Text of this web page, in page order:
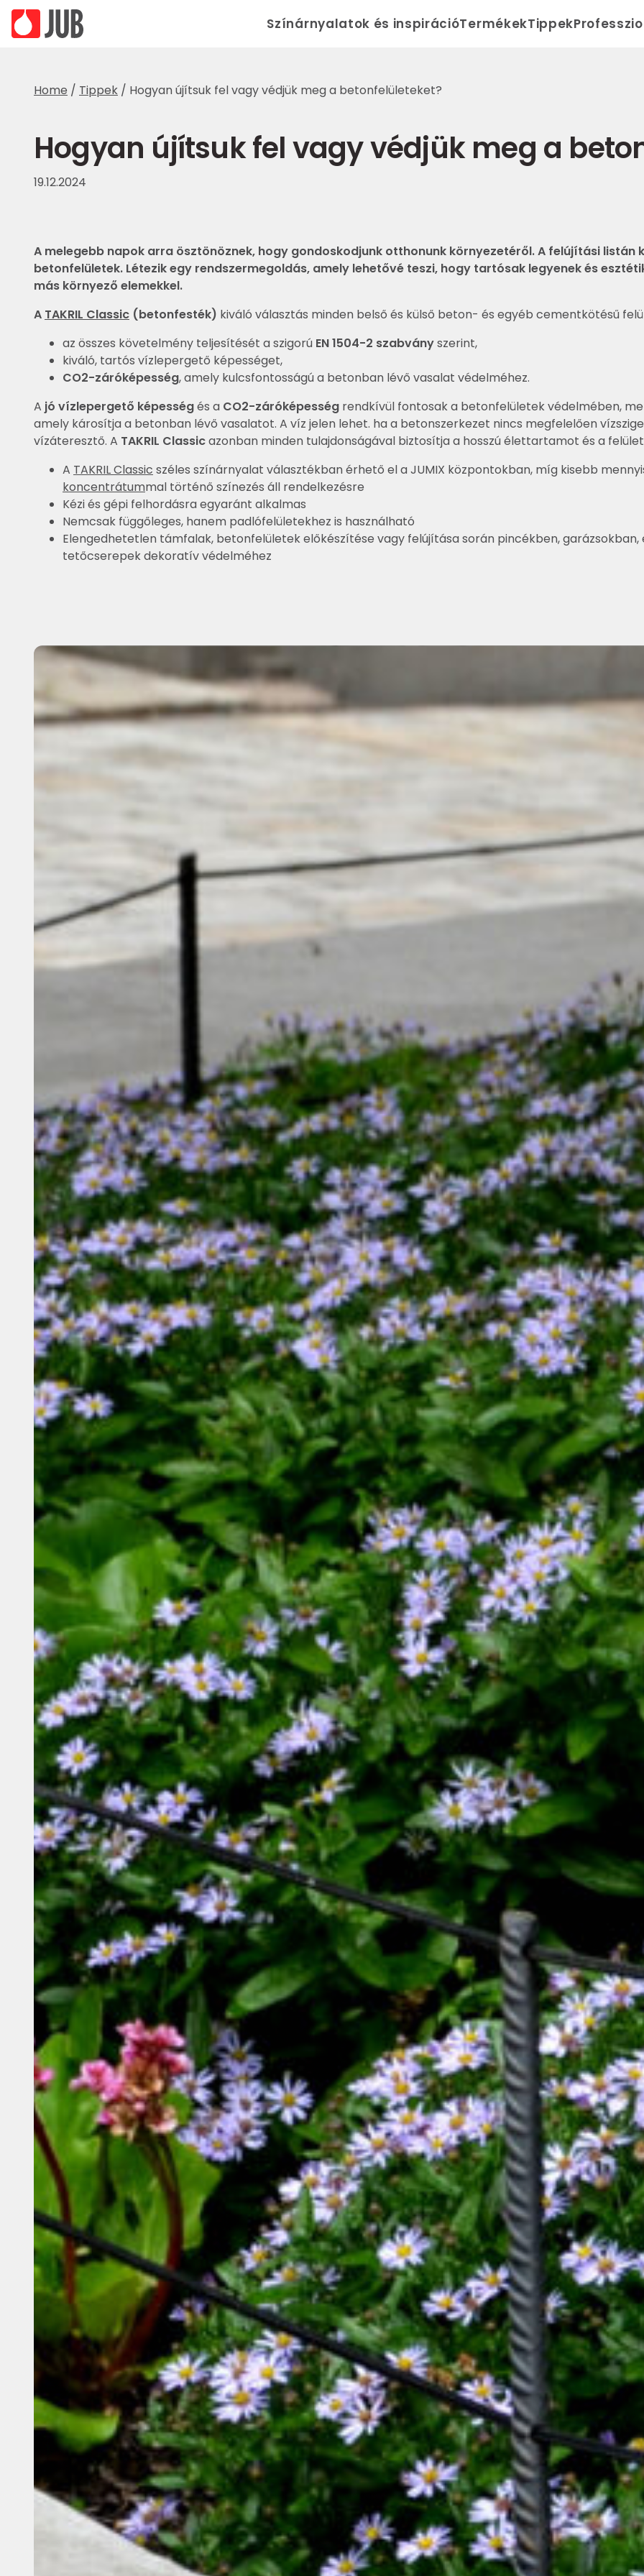
Színárnyalatok és inspirációTermékekTippek
Home / Tippek / Hogyan újítsuk fel vagy védjük meg a betonfelületeket?
Hogyan újítsuk fel vagy védjük meg a
19.12.2024
A melegebb napok arra ösztönöznek, hogy gondoskodjunk otthonunk környezetéről. A felújítási
betonfelületek. Létezik egy rendszermegoldás, amely lehetővé teszi, hogy tartósak legyenek és
más környező elemekkel.
A TAKRIL Classic (betonfesték) kiváló választás minden belső és külső beton- és egyéb cementkötésű
az összes követelmény teljesítését a szigorú EN 1504-2 szabványszerint,
kiváló, tartós vízlepergető képességet,
CO2-záróképesség, amely kulcsfontosságú a betonban lévő vasalat védelméhez.
A jó vízlepergető képességés a CO2-záróképesség rendkívül fontosak a betonfelületek védelmében,
amely károsítja a betonban lévő vasalatot. A víz jelen lehet. ha a betonszerkezet nincs megfelelően
vízáteresztő. A TAKRIL Classicazonban minden tulajdonságával biztosítja a hosszú élettartamot és a
A TAKRIL Classic széles színárnyalat választékban érhető el a JUMIX központokban, míg kisebb
koncentrátummal történő színezés áll rendelkezésre
Kézi és gépi felhordásra egyaránt alkalmas
Nemcsak függőleges, hanem padlófelületekhez is használható
Elengedhetetlen támfalak, betonfelületek előkészítése vagy felújítása során pincékben,
tetőcserepek dekoratív védelméhez